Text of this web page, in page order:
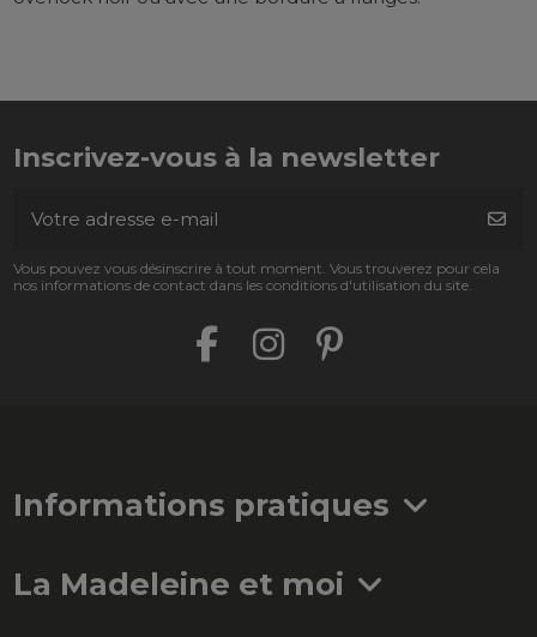
Inscrivez-vous à la newsletter
Vous pouvez vous désinscrire à tout moment. Vous trouverez pour cela
nos informations de contact dans les conditions d'utilisation du site.
Informations pratiques
La Madeleine et moi